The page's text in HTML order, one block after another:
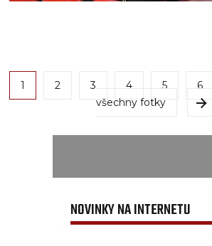
1 2 3 4 5 6
všechny fotky
NOVINKY NA INTERNETU